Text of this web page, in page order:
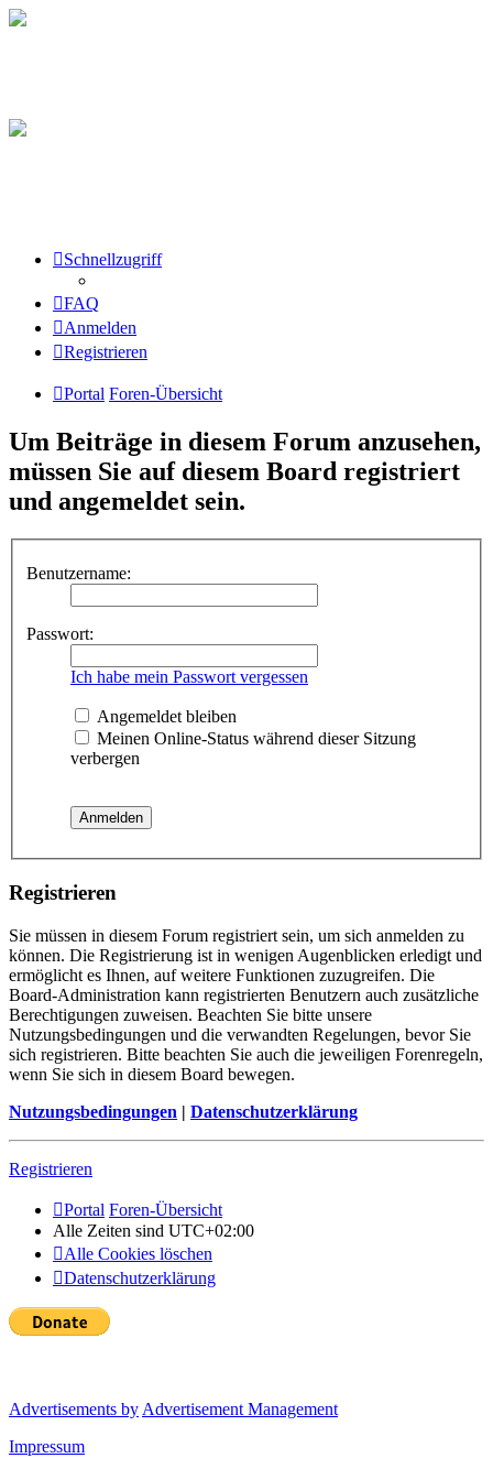
Schnellzugriff
FAQ
Anmelden
Registrieren
Portal Foren-Übersicht
Um Beiträge in diesem Forum anzusehen,
müssen Sie auf diesem Board registriert
und angemeldet sein.
Benutzername:
Passwort:
Ich habe mein Passwort vergessen
Angemeldet bleiben
Meinen Online-Status während dieser Sitzung
verbergen
Registrieren
Sie müssen in diesem Forum registriert sein, um sich anmelden zu
können. Die Registrierung ist in wenigen Augenblicken erledigt und
ermöglicht es Ihnen, auf weitere Funktionen zuzugreifen. Die
Board-Administration kann registrierten Benutzern auch zusätzliche
Berechtigungen zuweisen. Beachten Sie bitte unsere
Nutzungsbedingungen und die verwandten Regelungen, bevor Sie
sich registrieren. Bitte beachten Sie auch die jeweiligen Forenregeln,
wenn Sie sich in diesem Board bewegen.
Nutzungsbedingungen | Datenschutzerklärung
Registrieren
Portal Foren-Übersicht
Alle Zeiten sind UTC+02:00
Alle Cookies löschen
Datenschutzerklärung
Advertisements by Advertisement Management
Impressum